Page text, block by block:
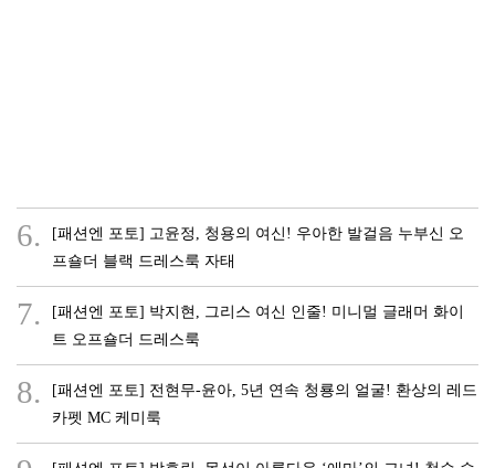
6.
[패션엔 포토] 고윤정, 청용의 여신! 우아한 발걸음 누부신 오
프숄더 블랙 드레스룩 자태
7.
[패션엔 포토] 박지현, 그리스 여신 인줄! 미니멀 글래머 화이
트 오프숄더 드레스룩
8.
[패션엔 포토] 전현무-윤아, 5년 연속 청룡의 얼굴! 환상의 레드
카펫 MC 케미룩